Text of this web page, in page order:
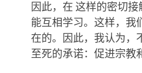
因此，在 这样的密切
能互相学习。这样，我
在的。因此，我认为，
至死的承诺：促进宗教